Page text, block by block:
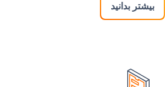
بیشتر بدانید